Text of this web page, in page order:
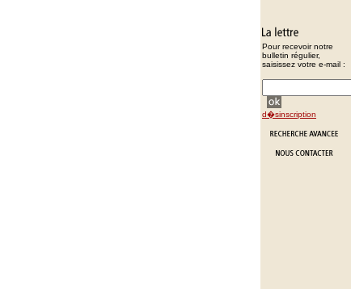
Pour recevoir notre
bulletin régulier,
saisissez votre e-mail :
d�sinscription